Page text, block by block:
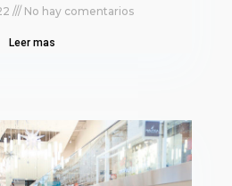
No hay comentarios
Leer mas